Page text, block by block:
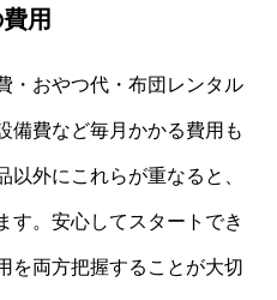
用
・おやつ代・布団レンタル
備費など毎月かかる費用も
外にこれらが重なると、
す。安心してスタートでき
を両方把握することが大切